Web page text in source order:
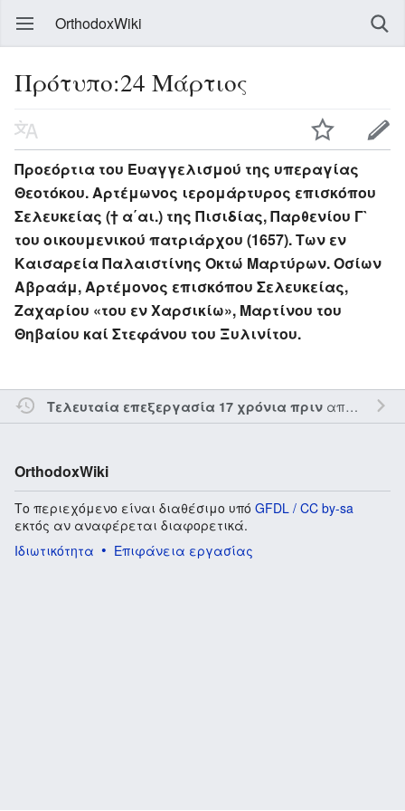
OrthodoxWiki
Πρότυπο:24 Μάρτιος
Προεόρτια του Ευαγγελισμού της υπεραγίας
Θεοτόκου. Αρτέμωνος ιερομάρτυρος επισκόπου
Σελευκείας († α΄αι.) της Πισιδίας, Παρθενίου Γ`
του οικουμενικού πατριάρχου (1657). Των εν
Καισαρεία Παλαιστίνης Οκτώ Μαρτύρων. Οσίων
Αβραάμ, Αρτέμονος επισκόπου Σελευκείας,
Ζαχαρίου «του εν Χαρσικίω», Μαρτίνου του
Θηβαίου καί Στεφάνου του Ξυλινίτου.
Τελευταία επεξεργασία 17 χρόνια πριναπό τον την
OrthodoxWiki
Το περιεχόμενο είναι διαθέσιμο υπό GFDL / CC by-sa
εκτός αν αναφέρεται διαφορετικά.
Ιδιωτικότητα
Επιφάνεια εργασίας